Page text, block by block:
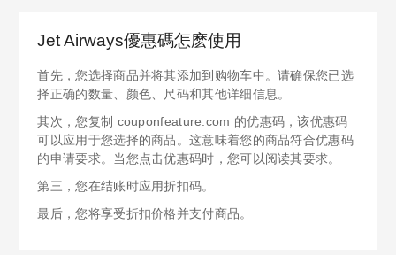
Jet Airways優惠碼怎麽使用
首先，您选择商品并将其添加到购物车中。请确保您已选
择正确的数量、颜色、尺码和其他详细信息。
其次，您复制 couponfeature.com 的优惠码，该优惠码
可以应用于您选择的商品。这意味着您的商品符合优惠码
的申请要求。当您点击优惠码时，您可以阅读其要求。
第三，您在结账时应用折扣码。
最后，您将享受折扣价格并支付商品。